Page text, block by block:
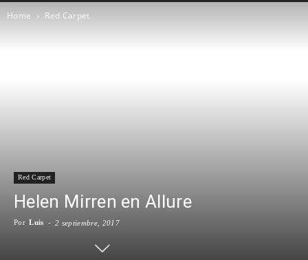
Home Red Carpet
Red Carpet
Helen Mirren en Allure
Por Luis - 2 septiembre, 2017